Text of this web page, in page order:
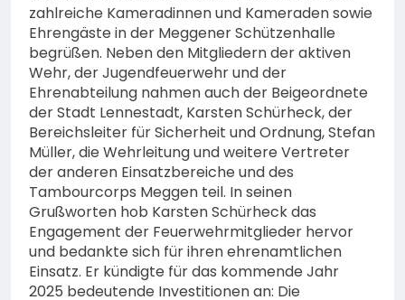
zahlreiche Kameradinnen und Kameraden sowie
Ehrengäste in der Meggener Schützenhalle
begrüßen. Neben den Mitgliedern der aktiven
Wehr, der Jugendfeuerwehr und der
Ehrenabteilung nahmen auch der Beigeordnete
der Stadt Lennestadt, Karsten Schürheck, der
Bereichsleiter für Sicherheit und Ordnung, Stefan
Müller, die Wehrleitung und weitere Vertreter
der anderen Einsatzbereiche und des
Tambourcorps Meggen teil. In seinen
Grußworten hob Karsten Schürheck das
Engagement der Feuerwehrmitglieder hervor
und bedankte sich für ihren ehrenamtlichen
Einsatz. Er kündigte für das kommende Jahr
2025 bedeutende Investitionen an: Die